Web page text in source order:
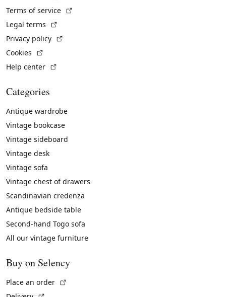
Terms of service
Legal terms
Privacy policy
Cookies
Help center
Categories
Antique wardrobe
Vintage bookcase
Vintage sideboard
Vintage desk
Vintage sofa
Vintage chest of drawers
Scandinavian credenza
Antique bedside table
Second-hand Togo sofa
All our vintage furniture
Buy on Selency
Place an order